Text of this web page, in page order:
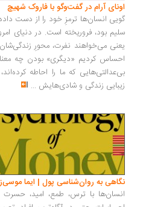
آرام در گفت‌وگو با فاروک شهیچ‭
انسان‌ها ترمزِ خود را از دست داده‌اند و
بود، فروریخته است. در دنیای امروز،
می‌خواهند نفرت، محورِ زندگی‌شان
کردیم «دیگری» بودن چه معنایی
که ما را احاطه کرده‌اند، و
زندگی و شادی‌هایش...
به روان‌شناسی پول | ایما موسی‌زاده
با ترس، طمع، امید، حسرت و